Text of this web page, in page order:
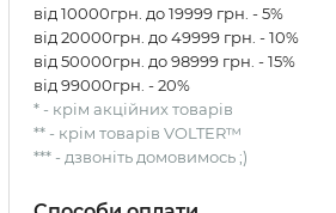
від 10000грн. до 19999 грн. - 5%
від 20000грн. до 49999 грн. - 10%
від 50000грн. до 98999 грн. - 15%
від 99000грн. - 20%
* - крім акційних товарів
** - крім товарів VOLTER™
*** - дзвоніть домовимось ;)